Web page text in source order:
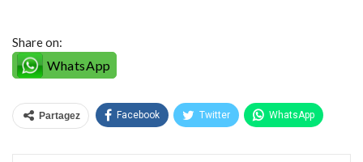
Share on:
WhatsApp
Partagez Facebook Twitter WhatsApp